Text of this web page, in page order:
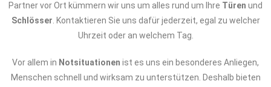
Partner vor Ort kümmern wir uns um alles rund um Ihre Türen und
Schlösser . Kontaktieren Sie uns dafür jederzeit, egal zu welcher
Uhrzeit oder an welchem Tag.
Vor allem in Notsituationen ist es uns ein besonderes Anliegen,
Menschen schnell und wirksam zu unterstützen. Deshalb bieten